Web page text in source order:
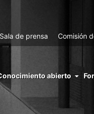
Sala de prensa Comisión
conocimiento
abierto